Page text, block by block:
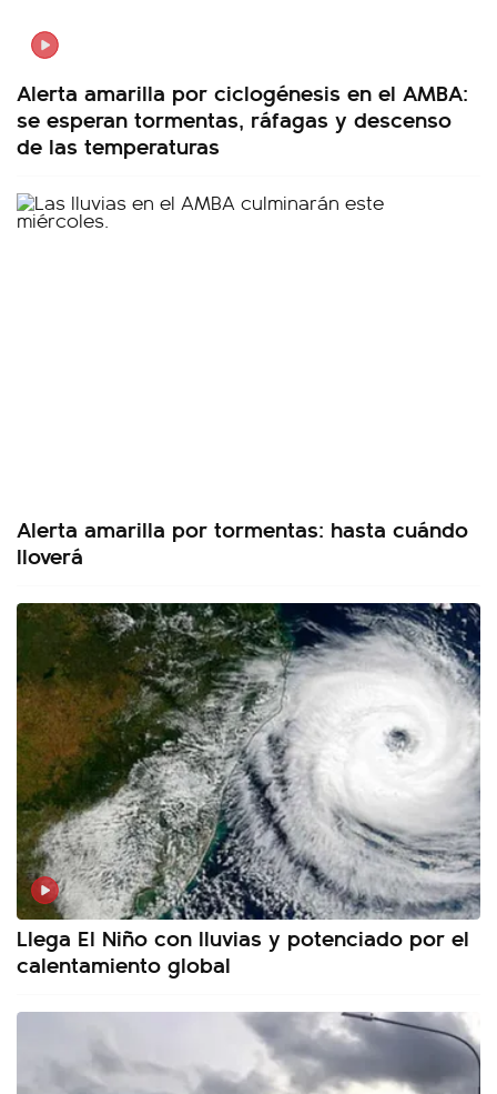
Alerta amarilla por ciclogénesis en el AMBA:
se esperan tormentas, ráfagas y descenso
de las temperaturas
Alerta amarilla por tormentas: hasta cuándo
lloverá
Llega El Niño con lluvias y potenciado por el
calentamiento global